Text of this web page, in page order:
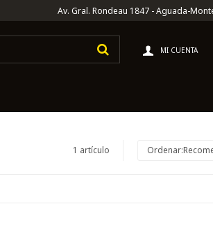
Av. Gral. Rondeau 1847 - Aguada-
1 artículo